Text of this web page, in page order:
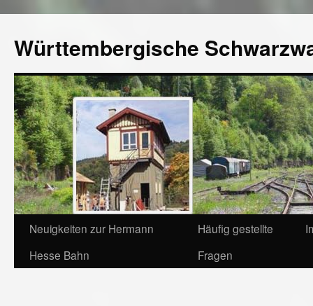
Württembergische
Neuigkeiten zur Hermann
Hesse Bahn
Häufig gestellte
Fragen